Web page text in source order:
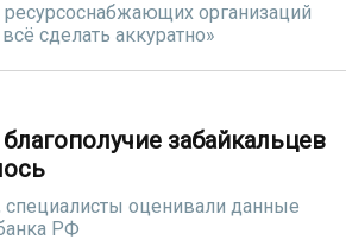
организаций
сделать аккуратно»
забайкальцев
специалисты оценивали данные
РФ